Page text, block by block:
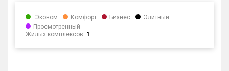
Эконом Комфорт Бизнес
Элитный
Просмотренный
Жилых комплексов: 1